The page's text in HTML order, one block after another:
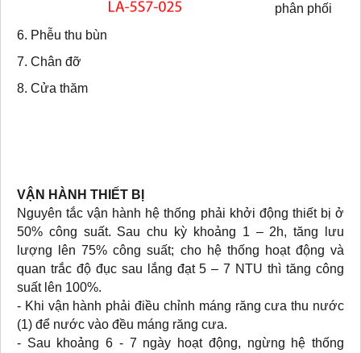
phân phối
6. Phễu thu bùn
7. Chân đỡ
8. Cửa thăm
VẬN HÀNH THIẾT BỊ
Nguyên tắc vận hành hệ thống phải khởi động thiết bị ở
50% công suất. Sau chu kỳ khoảng 1 – 2h, tăng lưu
lượng lên 75% công suất; cho hệ thống hoạt động và
quan trắc độ đục sau lắng đạt 5 – 7 NTU thì tăng công
suất lên 100%.
- Khi vận hành phải điều chỉnh máng răng cưa thu nước
(1) để nước vào đều máng răng cưa.
- Sau khoảng 6 - 7 ngày hoạt động, ngừng hệ thống